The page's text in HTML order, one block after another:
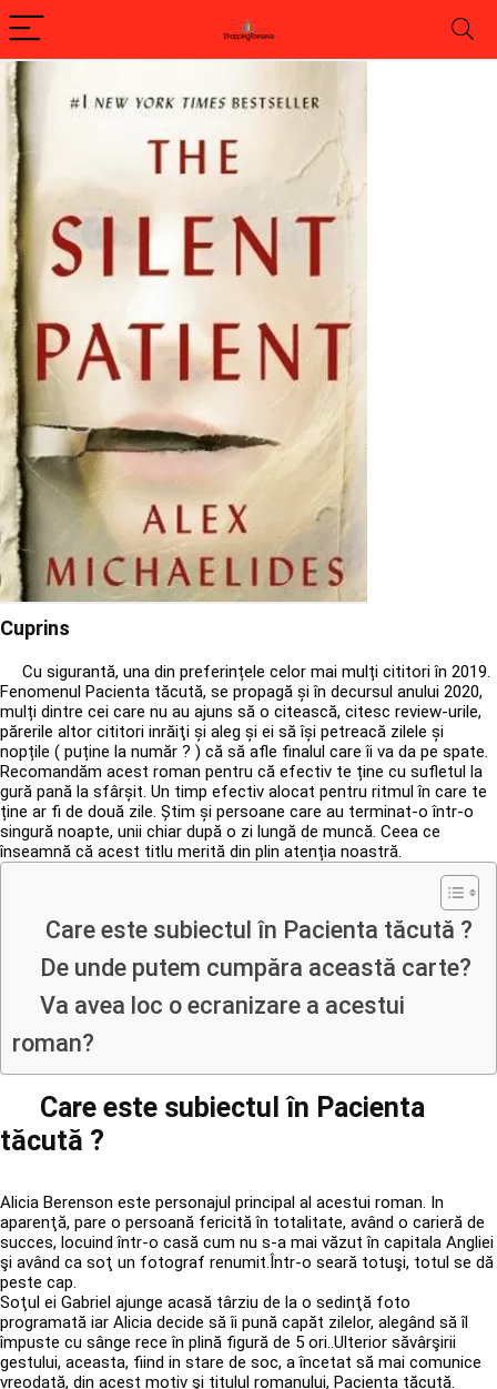
Cuprins
Cu sigurantă, una din preferințele celor mai mulți cititori în 2019.
Fenomenul Pacienta tăcută, se propagă și în decursul anului 2020,
mulți dintre cei care nu au ajuns să o citească, citesc review-urile,
părerile altor cititori inrăiţi și aleg și ei să își petreacă zilele și
nopțile ( puține la număr ? ) că să afle finalul care îi va da pe spate.
Recomandăm acest roman pentru că efectiv te ține cu sufletul la
gură pană la sfârșit. Un timp efectiv alocat pentru ritmul în care te
ține ar fi de două zile. Știm și persoane care au terminat-o într-o
singură noapte, unii chiar după o zi lungă de muncă. Ceea ce
înseamnă că acest titlu merită din plin atenția noastră.
Care este subiectul în Pacienta tăcută ?
De unde putem cumpăra această carte?
Va avea loc o ecranizare a acestui
roman?
Care este subiectul în Pacienta
tăcută ?
Alicia Berenson este personajul principal al acestui roman. In
aparenţă, pare o persoană fericită în totalitate, având o carieră de
succes, locuind într-o casă cum nu s-a mai văzut în capitala Angliei
şi având ca soţ un fotograf renumit.Într-o seară totuşi, totul se dă
peste cap.
Soţul ei Gabriel ajunge acasă târziu de la o sedinţă foto
programată iar Alicia decide să îi pună capăt zilelor, alegând să îl
împuste cu sânge rece în plină figură de 5 ori..Ulterior săvârşirii
gestului, aceasta, fiind in stare de soc, a încetat să mai comunice
vreodată, din acest motiv şi titulul romanului, Pacienta tăcută.